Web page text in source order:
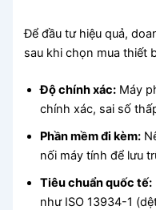
Để đầu tư hiệu quả,
sau khi chọn mua thiết
Độ chính xác: Máy
chính xác, sai số
Phần mềm đi kèm:
nối máy tính để lưu
Tiêu chuẩn quốc tế:
như ISO 13934-1